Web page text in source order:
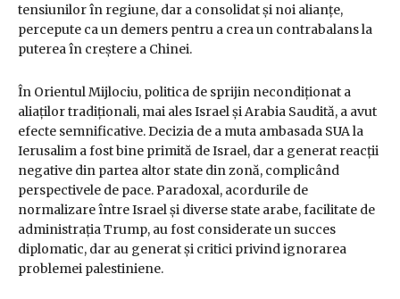
tensiunilor în regiune, dar a consolidat și noi alianțe,
percepute ca un demers pentru a crea un contrabalans la
puterea în creștere a Chinei.
În Orientul Mijlociu, politica de sprijin necondiționat a
aliaților tradiționali, mai ales Israel și Arabia Saudită, a avut
efecte semnificative. Decizia de a muta ambasada SUA la
Ierusalim a fost bine primită de Israel, dar a generat reacții
negative din partea altor state din zonă, complicând
perspectivele de pace. Paradoxal, acordurile de
normalizare între Israel și diverse state arabe, facilitate de
administrația Trump, au fost considerate un succes
diplomatic, dar au generat și critici privind ignorarea
problemei palestiniene.